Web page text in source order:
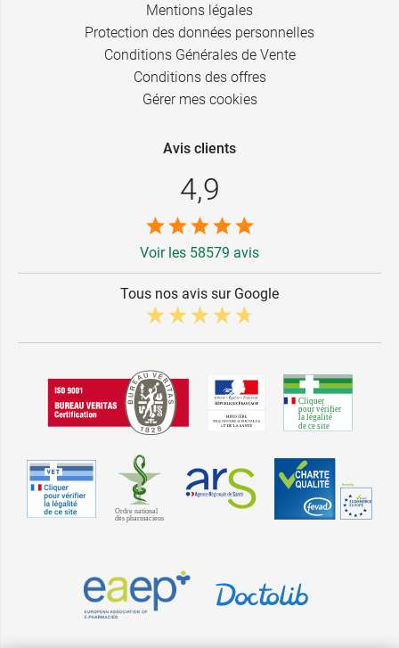
Mentions légales
Protection des données personnelles
Conditions Générales de Vente
Conditions des offres
Gérer mes cookies
Avis clients
4,9
Voir les 58579 avis
Tous nos avis sur Google